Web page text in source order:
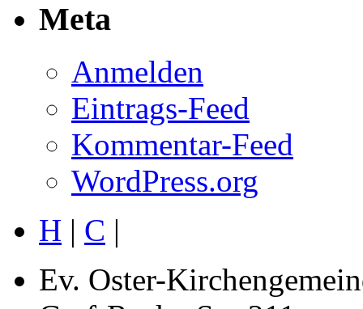
Meta
Anmelden
Eintrags-Feed
Kommentar-Feed
WordPress.org
H | C |
Ev. Oster-